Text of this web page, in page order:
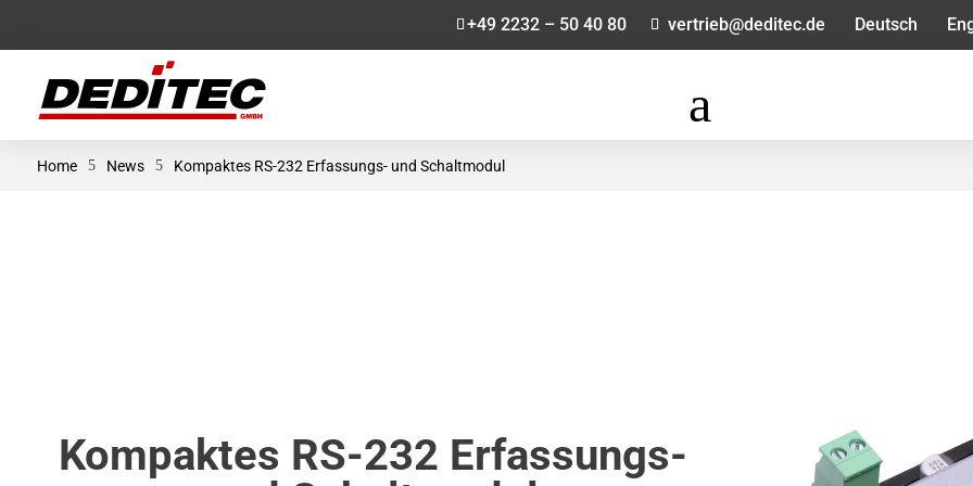
+49 2232 – 50 40 80 vertrieb@deditec.de Deutsch
a
Home 5 News 5 Kompaktes RS-232 Erfassungs- und Schaltmodul
Kompaktes RS-232 Erfassungs-